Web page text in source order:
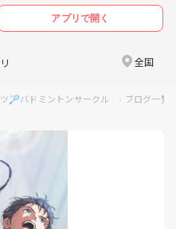
アプリで開く
全国
🏸バドミントンサークル ブログ一覧